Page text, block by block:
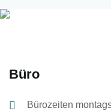
Büro
Bürozeiten